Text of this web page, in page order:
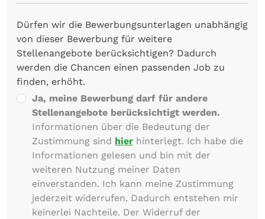
Dürfen wir die Bewerbungsunterlagen unabhängig
von dieser Bewerbung für weitere
Stellenangebote berücksichtigen? Dadurch
werden die Chancen einen passenden Job zu
finden, erhöht.
Ja, meine Bewerbung darf für andere
Stellenangebote berücksichtigt werden.
Informationen über die Bedeutung der
Zustimmung sind hier hinterlegt. Ich habe die
Informationen gelesen und bin mit der
weiteren Nutzung meiner Daten
einverstanden. Ich kann meine Zustimmung
jederzeit widerrufen. Dadurch entstehen mir
keinerlei Nachteile. Der Widerruf der